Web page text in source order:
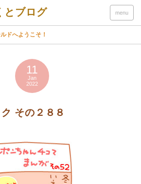
menu
ドへようこそ！
11
Jan
2022
その２８８